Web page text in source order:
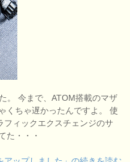
。 今まで、ATOM搭載のマザ
くちゃ遅かったんですよ。 使
フィックエクスチェンジのサ
た・・・